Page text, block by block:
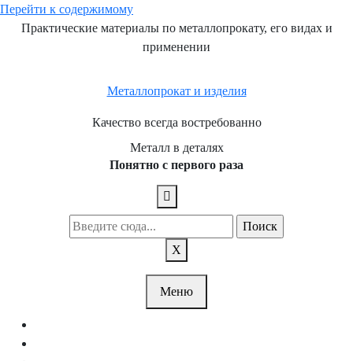
Перейти к содержимому
Практические материалы по металлопрокату, его видах и
применении
Металлопрокат и изделия
Качество всегда востребованно
Металл в деталях
Понятно с первого раза
X
Меню